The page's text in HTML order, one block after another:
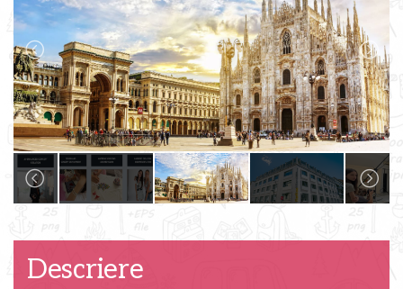
Descriere